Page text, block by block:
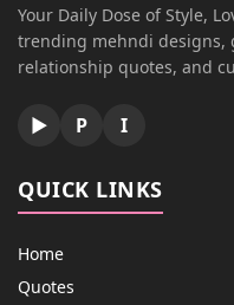
Your Daily Dose of Style,
trending mehndi designs,
relationship quotes, and
▶ P I
QUICK LINKS
Home
Quotes